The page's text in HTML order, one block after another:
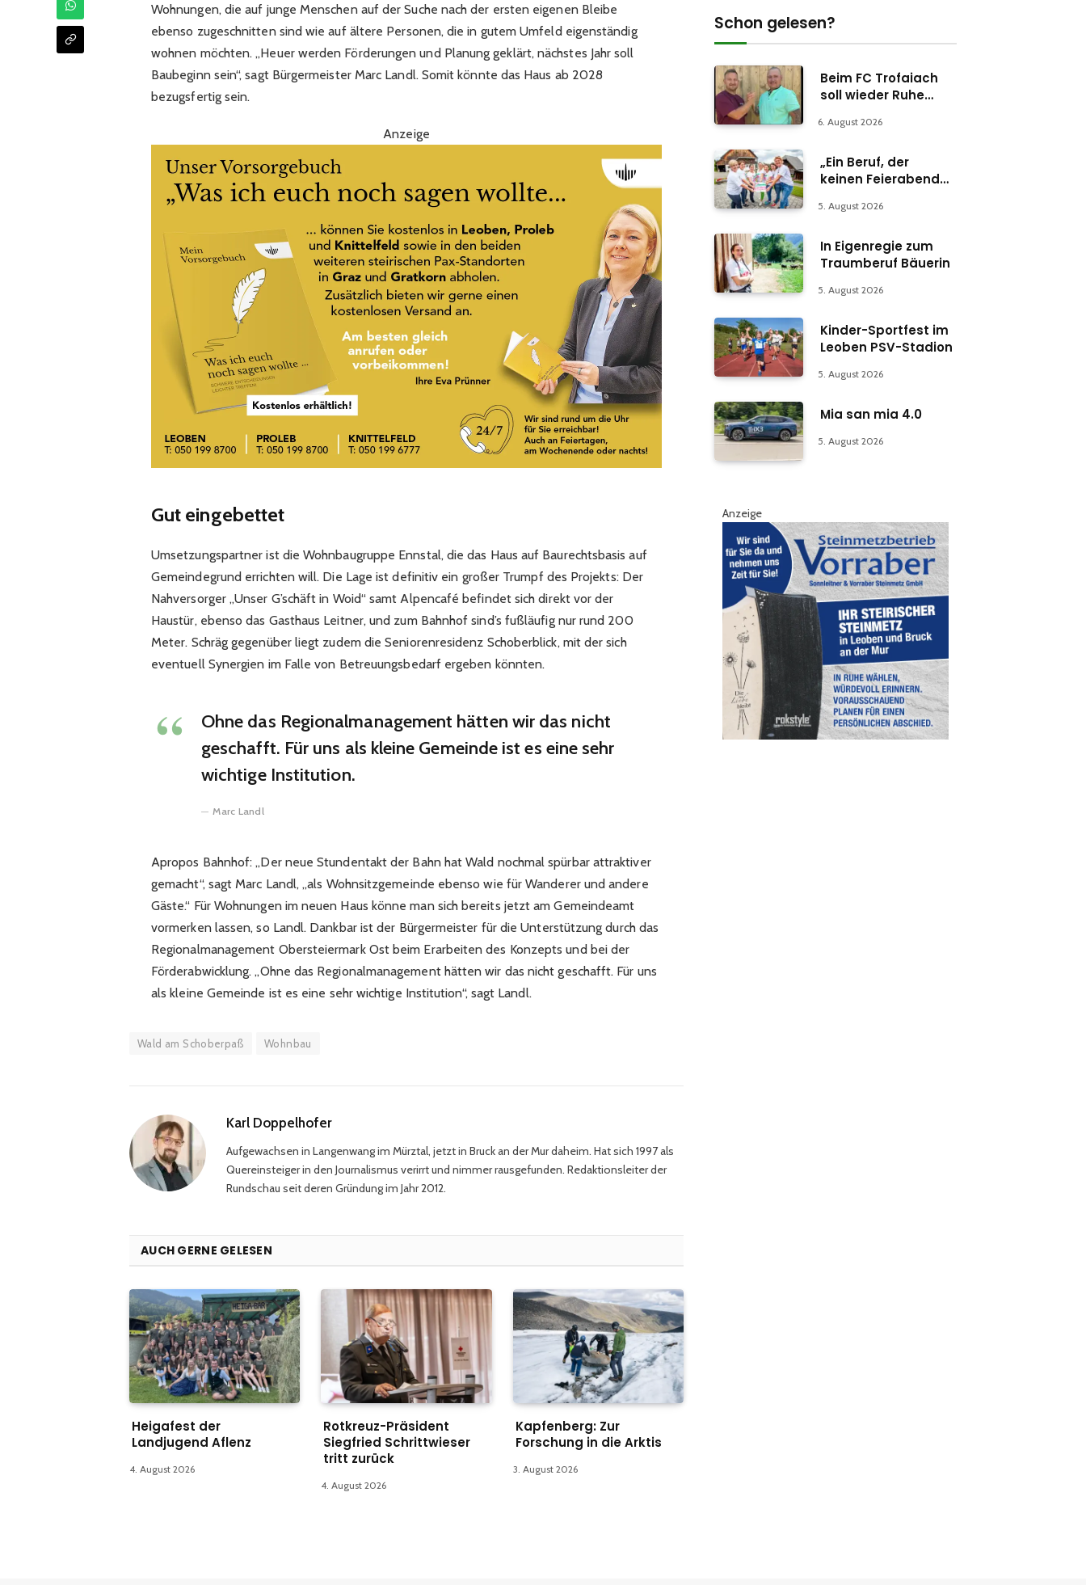
Wohnungen, die auf junge Menschen auf der Suche nach der ersten eigenen Bleibe
ebenso zugeschnitten sind wie auf ältere Personen, die in gutem Umfeld eigenständig
wohnen möchten. „Heuer werden Förderungen und Planung geklärt, nächstes Jahr soll
Baubeginn sein“, sagt Bürgermeister Marc Landl. Somit könnte das Haus ab 2028
bezugsfertig sein.
Anzeige
Gut eingebettet
Umsetzungspartner ist die Wohnbaugruppe Ennstal, die das Haus auf Baurechtsbasis auf
Gemeindegrund errichten will. Die Lage ist definitiv ein großer Trumpf des Projekts: Der
Nahversorger „Unser G’schäft in Woid“ samt Alpencafé befindet sich direkt vor der
Haustür, ebenso das Gasthaus Leitner, und zum Bahnhof sind’s fußläufig nur rund 200
Meter. Schräg gegenüber liegt zudem die Seniorenresidenz Schoberblick, mit der sich
eventuell Synergien im Falle von Betreuungsbedarf ergeben könnten.
Ohne das Regionalmanagement hätten wir das nicht
geschafft. Für uns als kleine Gemeinde ist es eine sehr
wichtige Institution.
Marc Landl
Apropos Bahnhof: „Der neue Stundentakt der Bahn hat Wald nochmal spürbar attraktiver
gemacht“, sagt Marc Landl, „als Wohnsitzgemeinde ebenso wie für Wanderer und andere
Gäste.“ Für Wohnungen im neuen Haus könne man sich bereits jetzt am Gemeindeamt
vormerken lassen, so Landl. Dankbar ist der Bürgermeister für die Unterstützung durch das
Regionalmanagement Obersteiermark Ost beim Erarbeiten des Konzepts und bei der
Förderabwicklung. „Ohne das Regionalmanagement hätten wir das nicht geschafft. Für uns
als kleine Gemeinde ist es eine sehr wichtige Institution“, sagt Landl.
Wald am Schoberpaß Wohnbau
Karl Doppelhofer
Aufgewachsen in Langenwang im Mürztal, jetzt in Bruck an der Mur daheim. Hat sich 1997 als
Quereinsteiger in den Journalismus verirrt und nimmer rausgefunden. Redaktionsleiter der
Rundschau seit deren Gründung im Jahr 2012.
AUCH GERNE GELESEN
Heigafest der
Landjugend Aflenz
4. August 2026
Rotkreuz-Präsident
Siegfried Schrittwieser
tritt zurück
4. August 2026
Kapfenberg: Zur
Forschung in die Arktis
3. August 2026
Schon gelesen?
Beim FC Trofaiach
soll wieder Ruhe
6. August 2026
„Ein Beruf, der
keinen Feierabend
5. August 2026
In Eigenregie zum
Traumberuf Bäuerin
5. August 2026
Kinder-Sportfest im
Leoben PSV-Stadion
5. August 2026
Mia san mia 4.0
5. August 2026
Anzeige